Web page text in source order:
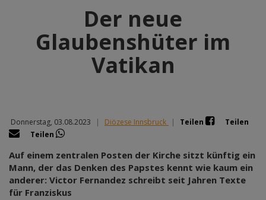
Der neue
Glaubenshüter im
Vatikan
Donnerstag, 03.08.2023 | Diözese Innsbruck | Teilen
Teilen
Teilen
Auf einem zentralen Posten der Kirche sitzt künftig ein
Mann, der das Denken des Papstes kennt wie kaum ein
anderer: Victor Fernandez schreibt seit Jahren Texte
für Franziskus